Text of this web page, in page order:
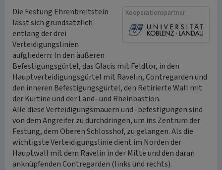
Kooperationspartner
Die Festung Ehrenbreitstein
lässt sich grundsätzlich
entlang der drei
Verteidigungslinien
aufgliedern: In den äußeren
Befestigungsgürtel, das Glacis mit Feldtor, in den
Hauptverteidigungsgürtel mit Ravelin, Contregarden und
den inneren Befestigungsgürtel, den Retirierte Wall mit
der Kurtine und der Land- und Rheinbastion.
Alle diese Verteidigungsmauern und -befestigungen sind
von dem Angreifer zu durchdringen, um ins Zentrum der
Festung, dem Oberen Schlosshof, zu gelangen. Als die
wichtigste Verteidigungslinie dient im Norden der
Hauptwall mit dem Ravelin in der Mitte und den daran
anknüpfenden Contregarden (links und rechts).